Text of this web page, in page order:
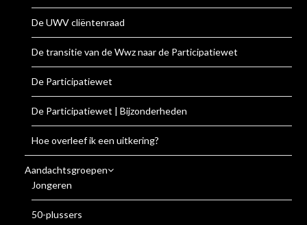
De UWV cliëntenraad
De transitie van de Wwz naar de Participatiewet
De Participatiewet
De Participatiewet | Bijzonderheden
Hoe overleef ik een uitkering?
Aandachtsgroepen
Jongeren
50-plussers